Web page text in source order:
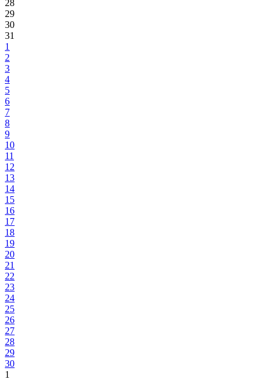
28
29
30
31
1
2
3
4
5
6
7
8
9
10
11
12
13
14
15
16
17
18
19
20
21
22
23
24
25
26
27
28
29
30
1